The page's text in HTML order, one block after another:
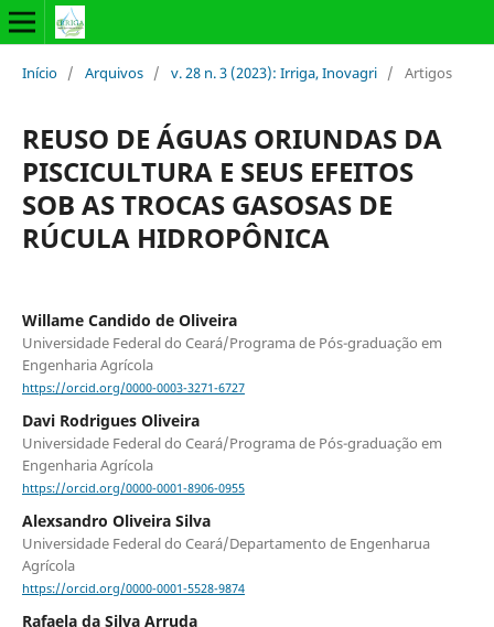
Início / Arquivos / v. 28 n. 3 (2023): Irriga, Inovagri / Artigos
REUSO DE ÁGUAS ORIUNDAS DA
PISCICULTURA E SEUS EFEITOS
SOB AS TROCAS GASOSAS DE
RÚCULA HIDROPÔNICA
Willame Candido de Oliveira
Universidade Federal do Ceará/Programa de Pós-graduação em
Engenharia Agrícola
https://orcid.org/0000-0003-3271-6727
Davi Rodrigues Oliveira
Universidade Federal do Ceará/Programa de Pós-graduação em
Engenharia Agrícola
https://orcid.org/0000-0001-8906-0955
Alexsandro Oliveira Silva
Universidade Federal do Ceará/Departamento de Engenharua
Agrícola
https://orcid.org/0000-0001-5528-9874
Rafaela da Silva Arruda